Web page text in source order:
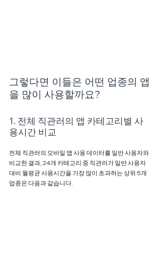
그렇다면 이들은 어떤 업종의 앱
을 많이 사용할까요?
1. 전체 직관러의 앱 카테고리별 사
용시간 비교
전체 직관러의 모바일 앱 사용 데이터를 일반 사용자와
비교한 결과, 24개 카테고리 중 직관러가 일반 사용자
대비 월평균 사용시간을 가장 많이 초과하는 상위 5개
업종은 다음과 같습니다.